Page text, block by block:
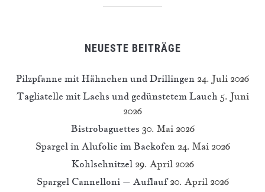
NEUESTE BEITRÄGE
Pilzpfanne mit Hähnchen und Drillingen 24. Juli 2026
Tagliatelle mit Lachs und gedünstetem Lauch 5. Juni
2026
Bistrobaguettes 30. Mai 2026
Spargel in Alufolie im Backofen 24. Mai 2026
Kohlschnitzel 29. April 2026
Spargel Cannelloni – Auflauf 20. April 2026